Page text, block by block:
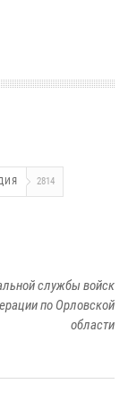
2814
службы войск
по Орловской
области